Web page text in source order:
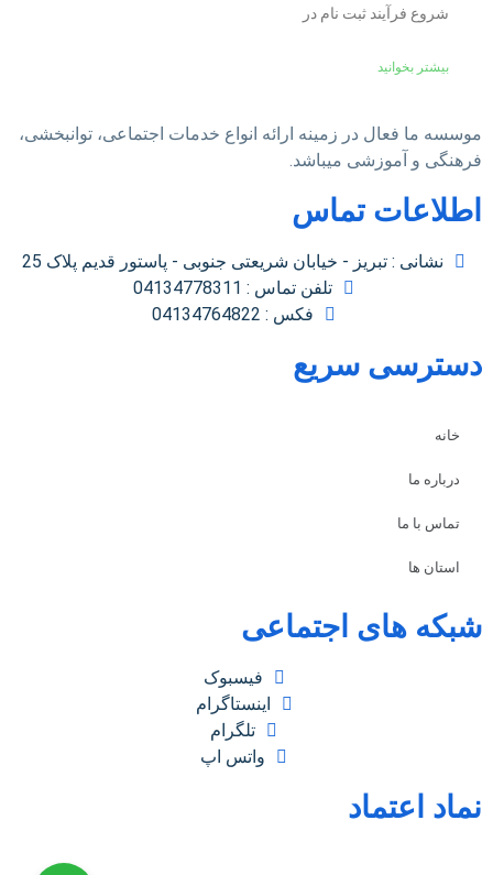
شروع فرآیند ثبت نام در
بیشتر بخوانید
موسسه ما فعال در زمینه ارائه انواع خدمات اجتماعی، توانبخشی،
فرهنگی و آموزشی میباشد.
اطلاعات تماس
نشانی : تبریز - خیابان شریعتی جنوبی - پاستور قدیم پلاک 25
تلفن تماس : 04134778311
فکس : 04134764822
دسترسی سریع
خانه
درباره ما
تماس با ما
استان ها
شبکه های اجتماعی
فیسبوک
اینستاگرام
تلگرام
واتس اپ
نماد اعتماد